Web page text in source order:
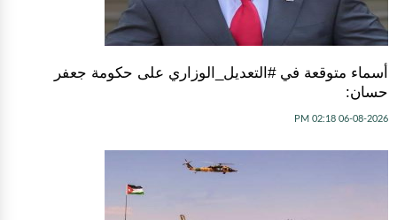
أسماء متوقعة في #التعديل_الوزاري على حكومة جعفر
حسان:
06-08-2026 02:18 PM